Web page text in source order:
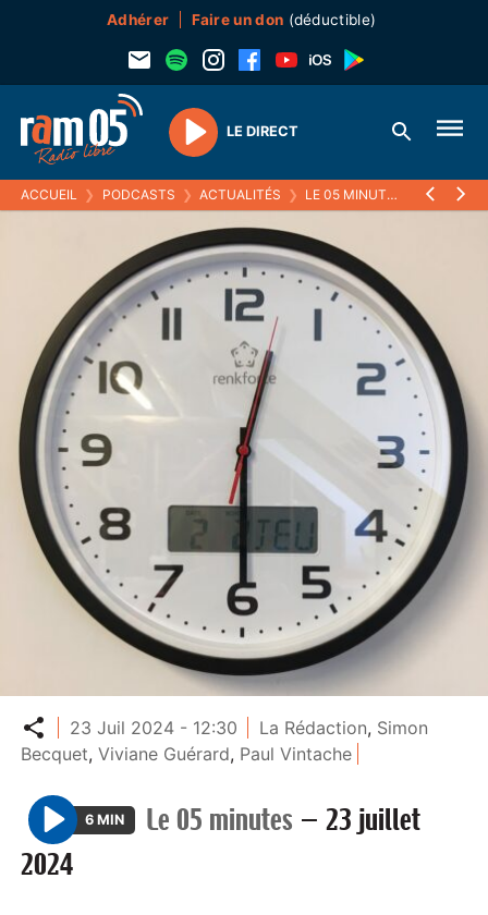
Adhérer Faire un don (déductible)
Play
LE DIRECT
ACCUEIL ❯ PODCASTS ❯ ACTUALITÉS ❯ LE 05 MINUTES 23
Partager
23 Juil 2024 - 12:30 La Rédaction, Simon
Becquet,Viviane Guérard, Paul Vintache
P
l
6 MIN Le 05 minutes — 23 juillet
2024